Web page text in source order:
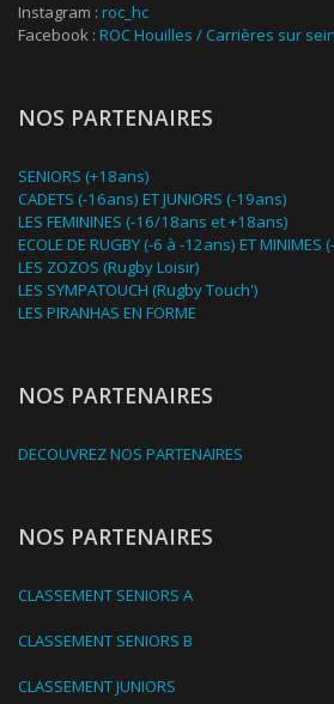
Instagram : roc_hc
Facebook : ROC Houilles / Carrières sur
NOS PARTENAIRES
SENIORS (+18ans)
CADETS (-16ans) ET JUNIORS (-19ans)
LES FEMININES (-16/18ans et +18ans)
ECOLE DE RUGBY (-6 à -12ans) ET MINIMES
LES ZOZOS (Rugby Loisir)
LES SYMPATOUCH (Rugby Touch')
LES PIRANHAS EN FORME
NOS PARTENAIRES
DECOUVREZ NOS PARTENAIRES
NOS PARTENAIRES
CLASSEMENT SENIORS A
CLASSEMENT SENIORS B
CLASSEMENT JUNIORS